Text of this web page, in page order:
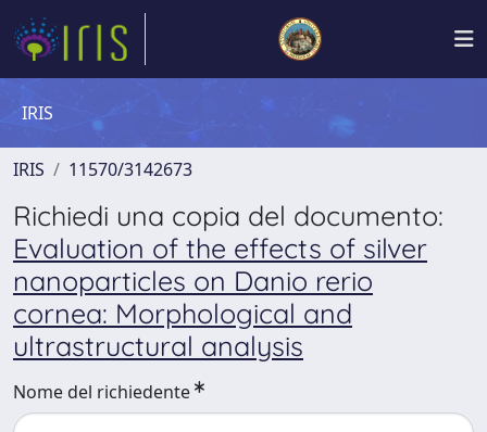
IRIS
IRIS 11570/3142673
Richiedi una copia del documento:
Evaluation of the effects of silver
nanoparticles on Danio rerio
cornea: Morphological and
ultrastructural analysis
Nome del richiedente